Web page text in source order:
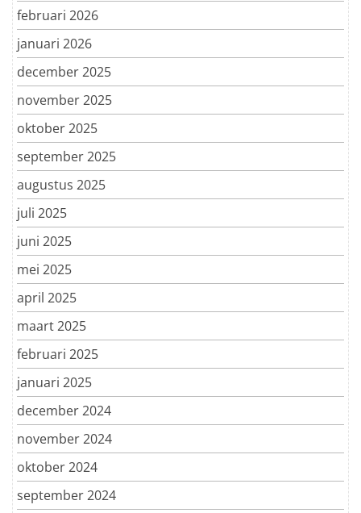
februari 2026
januari 2026
december 2025
november 2025
oktober 2025
september 2025
augustus 2025
juli 2025
juni 2025
mei 2025
april 2025
maart 2025
februari 2025
januari 2025
december 2024
november 2024
oktober 2024
september 2024